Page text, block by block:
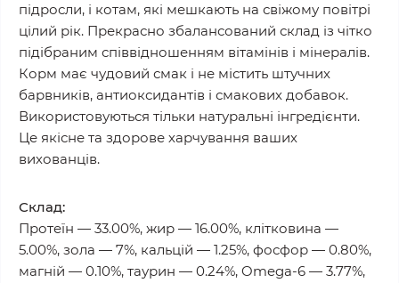
підросли, і котам, які мешкають на свіжому повітрі
цілий рік. Прекрасно збалансований склад із чітко
підібраним співвідношенням вітамінів і мінералів.
Корм має чудовий смак і не містить штучних
барвників, антиоксидантів і смакових добавок.
Використовуються тільки натуральні інгредієнти.
Це якісне та здорове харчування ваших
вихованців.
Склад:
Протеїн — 33.00%, жир — 16.00%, клітковина —
5.00%, зола — 7%, кальцій — 1.25%, фосфор — 0.80%,
магній — 0.10%, таурин — 0.24%, Omega-6 — 3.77%,